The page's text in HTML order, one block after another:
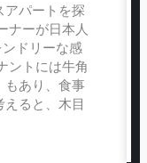
アパートを探
ナーが日本人
ドリーな感
ントには牛角
もあり、食事
ると、木目